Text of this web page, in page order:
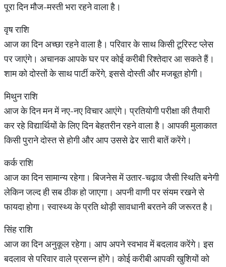
पूरा दिन मौज-मस्ती भरा रहने वाला है।
वृष राशि
आज का दिन अच्छा रहने वाला है। परिवार के साथ किसी टूरिस्ट प्लेस
पर जाएंगे। अचानक आपके घर पर कोई करीबी रिश्तेदार आ सकते हैं।
शाम को दोस्तों के साथ पार्टी करेंगे, इससे दोस्ती और मजबूत होगी।
मिथुन राशि
आज के दिन मन में नए-नए विचार आएंगे। प्रतियोगी परीक्षा की तैयारी
कर रहे विद्यार्थियों के लिए दिन बेहतरीन रहने वाला है। आपकी मुलाकात
किसी पुराने दोस्त से होगी और आप उससे ढेर सारी बातें करेंगे।
कर्क राशि
आज का दिन सामान्य रहेगा। बिजनेस में उतार-चढ़ाव जैसी स्थिति बनेगी
लेकिन जल्द ही सब ठीक हो जाएगा। अपनी वाणी पर संयम रखने से
फायदा होगा। स्वास्थ्य के प्रति थोड़ी सावधानी बरतने की जरूरत है।
सिंह राशि
आज का दिन अनुकूल रहेगा। आप अपने स्वभाव में बदलाव करेंगे। इस
बदलाव से परिवार वाले प्रसन्न होंगे। कोई करीबी आपकी खुशियों को